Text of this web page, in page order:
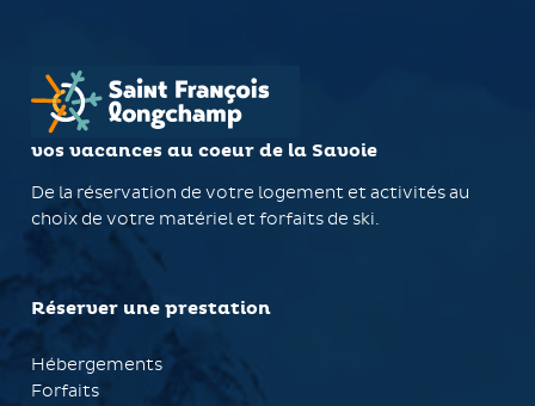
vos vacances au coeur de la Savoie
De la réservation de votre logement et activités au
choix de votre matériel et forfaits de ski.
Réserver une prestation
Hébergements
Forfaits